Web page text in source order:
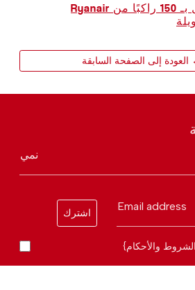
تقطعت السبل بـ 150 راكبًا من Ryanair
العودة إلى الصفحة السابقة
نمي
Email address
اشترك
والأحكام}